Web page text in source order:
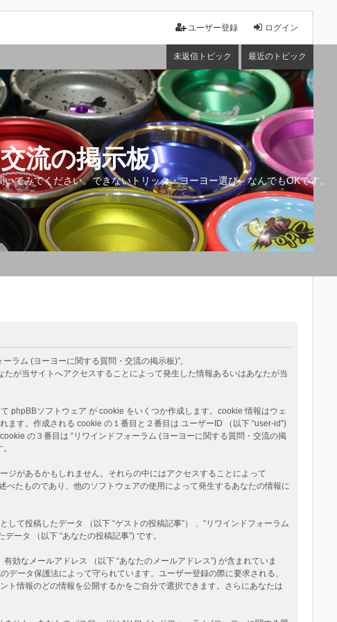
ログイン
ユーザー登録
未返信トピック 最近のトピック
流の掲示板)
てみてください。できないトリック・ヨーヨー選び、なんでもOKです。
ラム (ヨーヨーに関する質問・交流の掲示板)”,
たが当サイトへアクセスすることによって発生した情報あるいはあなたが当
phpBBソフトウェア が cookie をいくつか作成します。cookie 情報はウェ
す。作成される cookie の１番目と２番目は ユーザーID （以下 “user-id”)
の３番目は “リワインドフォーラム (ヨーヨーに関する質問・交流の掲
ジがあるかもしれません。それらの中にはアクセスすることによって
たものであり、他のソフトウェアの使用によって発生するあなたの情報に
て投稿したデータ （以下 “ゲストの投稿記事”） 、“リワインドフォーラム
ータ （以下 “あなたの投稿記事”) です。
効なメールアドレス （以下 “あなたのメールアドレス”) が含まれていま
ータ保護法によって守られています。ユーザー登録の際に要求される、
情報のどの情報を公開するかをご自分で選択できます。さらにあなたは